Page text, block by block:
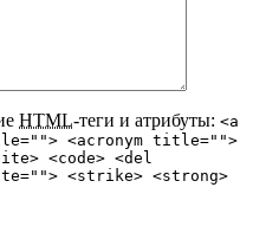
HTML-теги и атрибуты: <a
<acronym title="">
<code> <del
<strike> <strong>